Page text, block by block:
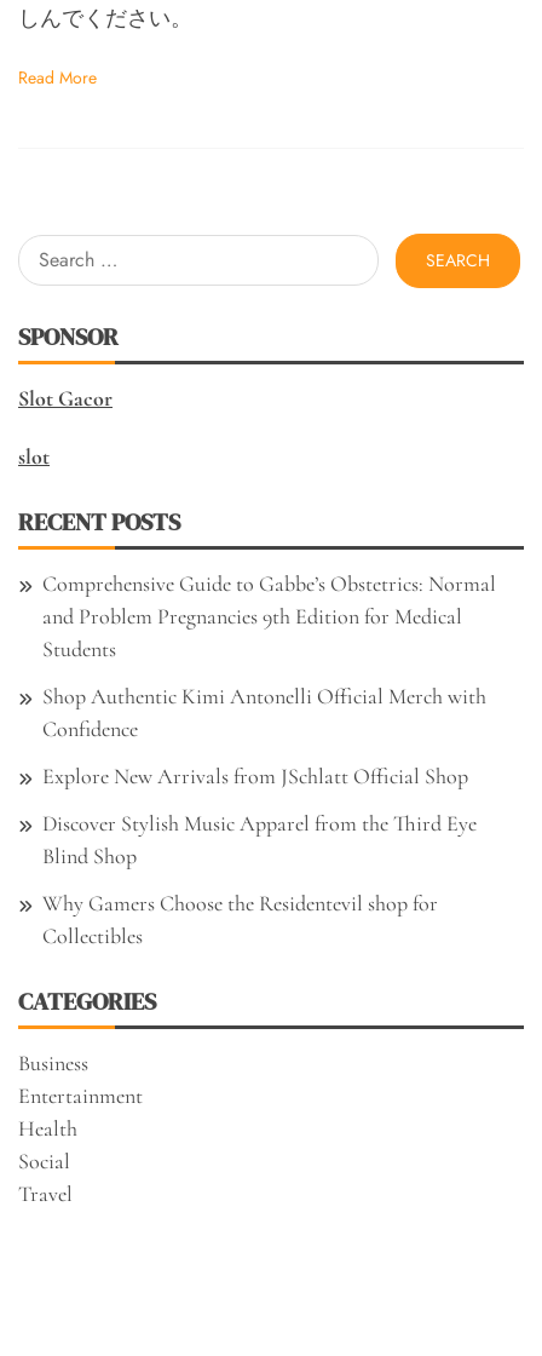
しんでください。
Read More
Search
for:
SPONSOR
Slot Gacor
slot
RECENT POSTS
Comprehensive Guide to Gabbe’s Obstetrics: Normal
and Problem Pregnancies 9th Edition for Medical
Students
Shop Authentic Kimi Antonelli Official Merch with
Confidence
Explore New Arrivals from JSchlatt Official Shop
Discover Stylish Music Apparel from the Third Eye
Blind Shop
Why Gamers Choose the Residentevil shop for
Collectibles
CATEGORIES
Business
Entertainment
Health
Social
Travel